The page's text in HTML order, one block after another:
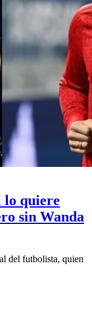
lo quiere
sin Wanda
del futbolista, quien